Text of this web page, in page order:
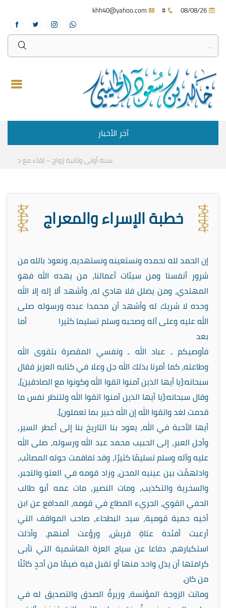
#
آخر الأخبار
سنة أولى وثانية زواج – لقاء مع د.خالد
خطبة الإسراء والمعراج
إن الحمد لله نحمده ونستعينه ونستهديه، ونعوذ بالله من
شرور أنفسنا ومن سيئات أعمالنا، من يهده الله فهو
المهتدي، ومن يضلل فلا هادي له، وأشهد ألا إله إلا الله
وحده لا شريك له وأشهد أن محمدا عبده ورسوله صلى
الله عليه وعلى آله وصحبه وسلم تسليما كثيرا أما
بعد
فأوصيكم ـ عباد الله ـ ونفسي المقصرة بتقوى الله
وطاعته، كما أمرنا بذلك الله جل وعلا في كتابه العزيز فقال
سبحانه:]يا أيها الذين آمنوا اتقوا الله وكونوا مع الصادقين[،
وقال سبحانه:]يا أيها الذين آمنوا اتقوا الله ولتنظر نفس ما
قدمت لغد واتقوا الله إن الله خبير بما تعملون[
.
أيها الأحبة في الله، يعود بنا التاريخ بنا إلى أعطر السير،
وأجل العبر، إلى الحبيب محمد عبد الله ورسوله، صلى الله
عليه وآله وسلم تسليمًا كثيرًا، وقد تفاقمت حوله المصائب،
وادلهمَّت بين عينيه المحن، وزاد قومه في العتو والتجبر،
والسخرية والتكذيب، ومات النصير، مات عمه أبو طالب
الحفي القوي، الجريء المطاع في قومه، المدافع عن ابن
أخيه حمية قومية، سيد البطحاء، صاحب المواقف التي
أرعبت أفئدة عتاةِ قريش، وروَّعت أمنهم، وأذلت
استكبارهم، دفاعا عن سياج العزة الهاشمية التي تأبى
كرامتها أن يذل واحد منها أو تقبل فيه ضيمًا من أحدٍ كائنًا
من كان.
وماتت الزوجة المؤنسة، وزيرةُ الصدق والتصديق له في